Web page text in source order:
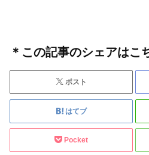
＊この記事のシェアはこ
ポスト
はてブ
Pocket